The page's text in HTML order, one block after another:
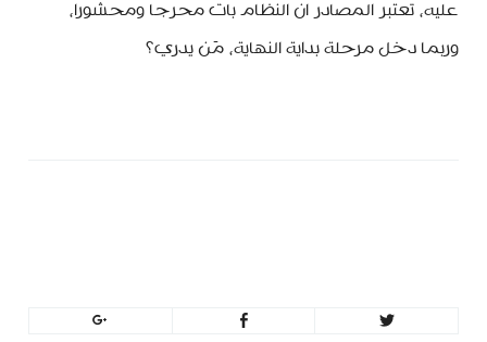
عليه، تعتبر المصادر ان النظام بات محرجا ومحشورا،
وربما دخل مرحلة بداية النهاية، مَن يدري؟